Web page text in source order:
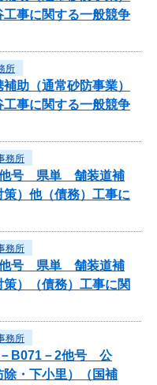
工事に関する一般競争
所
助（通常砂防事業）
工事に関する一般競争
務所
他号 県単 舗装道補
）他（債務）工事に
務所
他号 県単 舗装道補
）（債務）工事に関
務所
－B071－2他号 公
・下小里）（国補